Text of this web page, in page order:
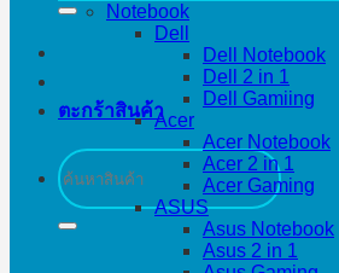
ตะกร้าสินค้า
ค้นหา:
Notebook
Dell
Dell Notebook
Dell 2 in 1
Dell Gamiing
Acer
Acer Notebook
Acer 2 in 1
Acer Gaming
ASUS
Asus Notebook
Asus 2 in 1